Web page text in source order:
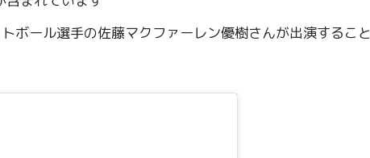
ボール選手の佐藤マクファーレン優樹さんが出演すること